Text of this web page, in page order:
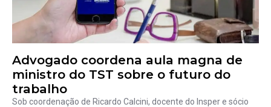
Advogado coordena aula magna de
ministro do TST sobre o futuro do
trabalho
Sob coordenação de Ricardo Calcini, docente do Insper e sócio